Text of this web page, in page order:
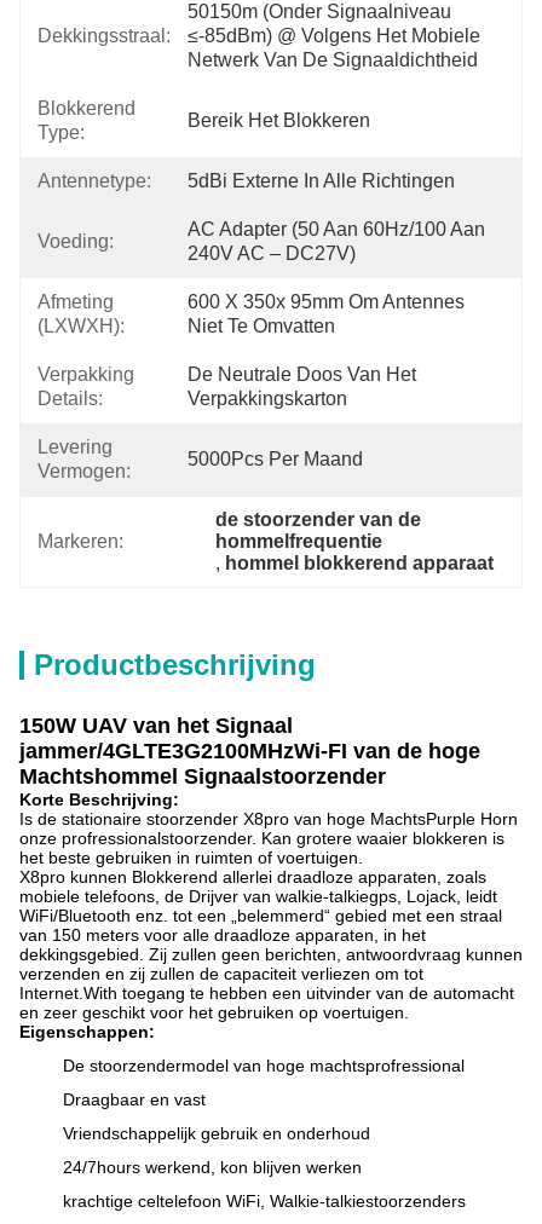
Dekkingsstraal:
50150m (onder Signaalniveau
≤-85dBm) @ Volgens Het Mobiele
Netwerk Van De Signaaldichtheid
Blokkerend
Type:
Bereik Het Blokkeren
Antennetype: 5dBi Externe In Alle Richtingen
Voeding:
AC Adapter (50 Aan 60Hz/100 Aan
240V AC – DC27V)
Afmeting
(LXWXH):
600 X 350x 95mm Om Antennes
Niet Te Omvatten
Verpakking
Details:
De Neutrale Doos Van Het
Verpakkingskarton
Levering
Vermogen:
5000Pcs Per Maand
Markeren:
de stoorzender van de
hommelfrequentie
, hommel blokkerend apparaat
Productbeschrijving
150W UAV van het Signaal
jammer/4GLTE3G2100MHzWi-FI van de hoge
Machtshommel Signaalstoorzender
Korte Beschrijving:
Is de stationaire stoorzender X8pro van hoge MachtsPurple Horn
onze profressionalstoorzender. Kan grotere waaier blokkeren is
het beste gebruiken in ruimten of voertuigen.
X8pro kunnen Blokkerend allerlei draadloze apparaten, zoals
mobiele telefoons, de Drijver van walkie-talkiegps, Lojack, leidt
WiFi/Bluetooth enz. tot een „belemmerd“ gebied met een straal
van 150 meters voor alle draadloze apparaten, in het
dekkingsgebied. Zij zullen geen berichten, antwoordvraag kunnen
verzenden en zij zullen de capaciteit verliezen om tot
Internet.With toegang te hebben een uitvinder van de automacht
en zeer geschikt voor het gebruiken op voertuigen.
Eigenschappen:
De stoorzendermodel van hoge machtsprofressional
Draagbaar en vast
Vriendschappelijk gebruik en onderhoud
24/7hours werkend, kon blijven werken
krachtige celtelefoon WiFi, Walkie-talkiestoorzenders